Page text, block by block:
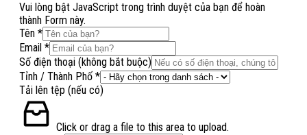
Vui lòng bật JavaScript trong trình duyệt của bạn để hoàn
thành Form này.
Tên *
bắt
Tên
lên
Email *
Số điện thoại (không bắt buộc)
Tỉnh / Thành Phố *
Tải lên tệp (nếu có)
Click or drag a file to this area to upload.